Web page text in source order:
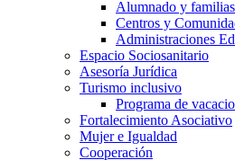
Alumnado y familias
Centros y
Administraciones
Espacio Sociosanitario
Asesoría Jurídica
Turismo inclusivo
Programa de
Fortalecimiento Asociativo
Mujer e Igualdad
Cooperación